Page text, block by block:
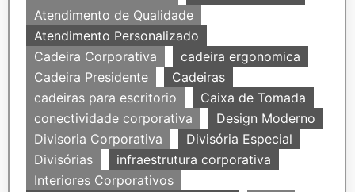
Atendimento de Qualidade
Atendimento Personalizado
Cadeira Corporativa
cadeira ergonomica
Cadeira Presidente
Cadeiras
cadeiras para escritorio
Caixa de Tomada
conectividade corporativa
Design Moderno
Divisoria Corporativa
Divisória Especial
Divisórias
infraestrutura corporativa
Interiores Corporativos